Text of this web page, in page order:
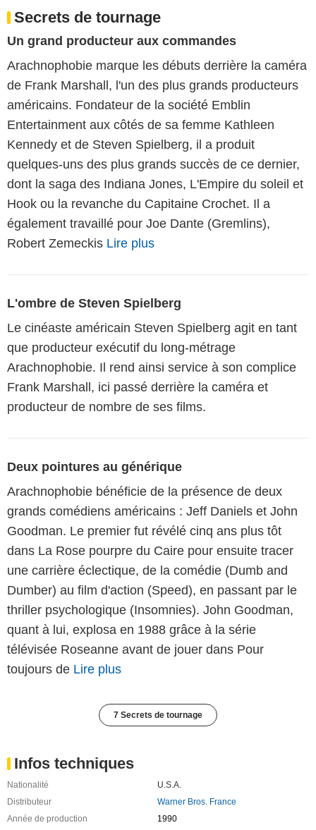
Secrets de tournage
Un grand producteur aux commandes
Arachnophobie marque les débuts derrière la caméra
de Frank Marshall, l'un des plus grands producteurs
américains. Fondateur de la société Emblin
Entertainment aux côtés de sa femme Kathleen
Kennedy et de Steven Spielberg, il a produit
quelques-uns des plus grands succès de ce dernier,
dont la saga des Indiana Jones, L'Empire du soleil et
Hook ou la revanche du Capitaine Crochet. Il a
également travaillé pour Joe Dante (Gremlins),
Robert Zemeckis Lire plus
L'ombre de Steven Spielberg
Le cinéaste américain Steven Spielberg agit en tant
que producteur exécutif du long-métrage
Arachnophobie. Il rend ainsi service à son complice
Frank Marshall, ici passé derrière la caméra et
producteur de nombre de ses films.
Deux pointures au générique
Arachnophobie bénéficie de la présence de deux
grands comédiens américains : Jeff Daniels et John
Goodman. Le premier fut révélé cinq ans plus tôt
dans La Rose pourpre du Caire pour ensuite tracer
une carrière éclectique, de la comédie (Dumb and
Dumber) au film d'action (Speed), en passant par le
thriller psychologique (Insomnies). John Goodman,
quant à lui, explosa en 1988 grâce à la série
télévisée Roseanne avant de jouer dans Pour
toujours de Lire plus
7 Secrets de tournage
Infos techniques
Nationalité
U.S.A.
Distributeur
Warner Bros. France
Année de production
1990